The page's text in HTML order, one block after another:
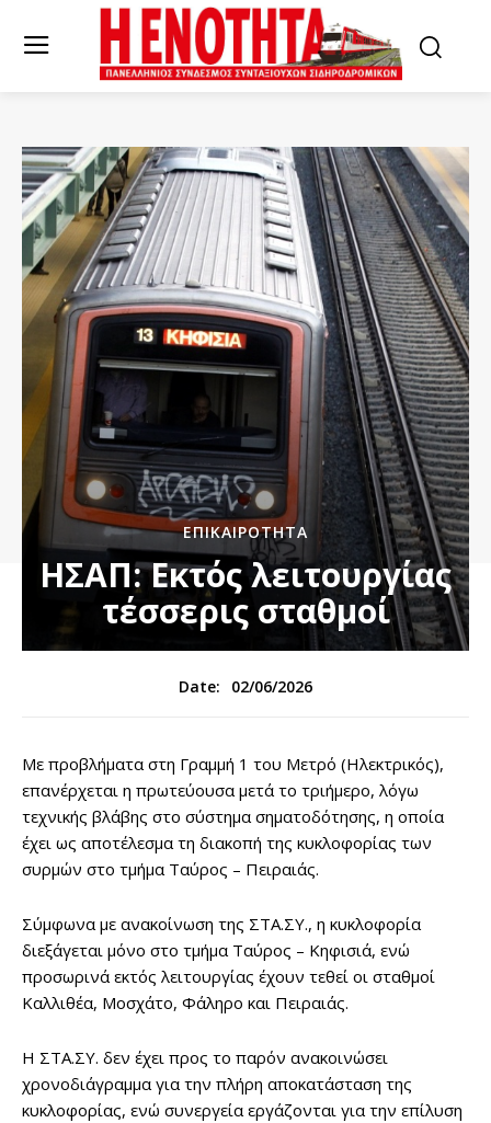
ΕΠΙΚΑΙΡΌΤΗΤΑ
ΗΣΑΠ: Εκτός λειτουργίας
τέσσερις σταθμοί
Date: 02/06/2026
Με προβλήματα στη Γραμμή 1 του Μετρό (Ηλεκτρικός),
επανέρχεται η πρωτεύουσα μετά το τριήμερο, λόγω
τεχνικής βλάβης στο σύστημα σηματοδότησης, η οποία
έχει ως αποτέλεσμα τη διακοπή της κυκλοφορίας των
συρμών στο τμήμα Ταύρος – Πειραιάς.
Σύμφωνα με ανακοίνωση της ΣΤΑ.ΣΥ., η κυκλοφορία
διεξάγεται μόνο στο τμήμα Ταύρος – Κηφισιά, ενώ
προσωρινά εκτός λειτουργίας έχουν τεθεί οι σταθμοί
Καλλιθέα, Μοσχάτο, Φάληρο και Πειραιάς.
Η ΣΤΑ.ΣΥ. δεν έχει προς το παρόν ανακοινώσει
χρονοδιάγραμμα για την πλήρη αποκατάσταση της
κυκλοφορίας, ενώ συνεργεία εργάζονται για την επίλυση